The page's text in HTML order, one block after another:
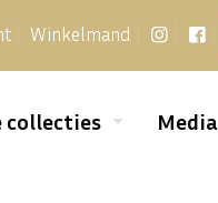
Winkelmand
collecties Media